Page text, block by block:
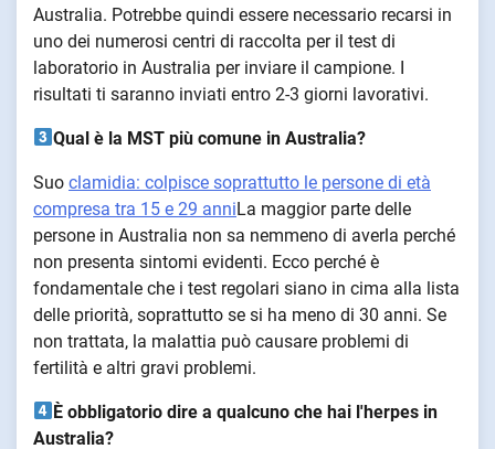
Australia. Potrebbe quindi essere necessario recarsi in
uno dei numerosi centri di raccolta per il test di
laboratorio in Australia per inviare il campione. I
risultati ti saranno inviati entro 2-3 giorni lavorativi.
Qual è la MST più comune in Australia?
Suo clamidia: colpisce soprattutto le persone di età
compresa tra 15 e 29 anniLa maggior parte delle
persone in Australia non sa nemmeno di averla perché
non presenta sintomi evidenti. Ecco perché è
fondamentale che i test regolari siano in cima alla lista
delle priorità, soprattutto se si ha meno di 30 anni. Se
non trattata, la malattia può causare problemi di
fertilità e altri gravi problemi.
È obbligatorio dire a qualcuno che hai l'herpes in
Australia?